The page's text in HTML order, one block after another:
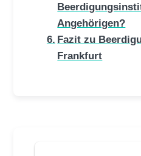
Angehörigen?
Fazit zu
Frankfurt
Suchen